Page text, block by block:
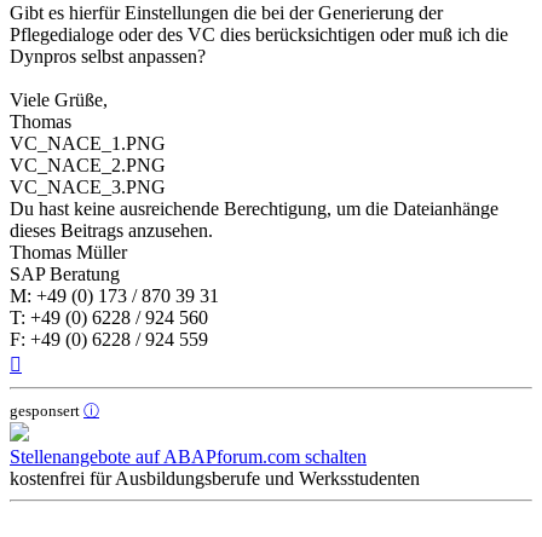
Gibt es hierfür Einstellungen die bei der Generierung der
Pflegedialoge oder des VC dies berücksichtigen oder muß ich die
Dynpros selbst anpassen?
Viele Grüße,
Thomas
VC_NACE_1.PNG
VC_NACE_2.PNG
VC_NACE_3.PNG
Du hast keine ausreichende Berechtigung, um die Dateianhänge
dieses Beitrags anzusehen.
Thomas Müller
SAP Beratung
M: +49 (0) 173 / 870 39 31
T: +49 (0) 6228 / 924 560
F: +49 (0) 6228 / 924 559
gesponsert ⓘ
Stellenangebote auf ABAPforum.com schalten
kostenfrei für Ausbildungsberufe und Werksstudenten